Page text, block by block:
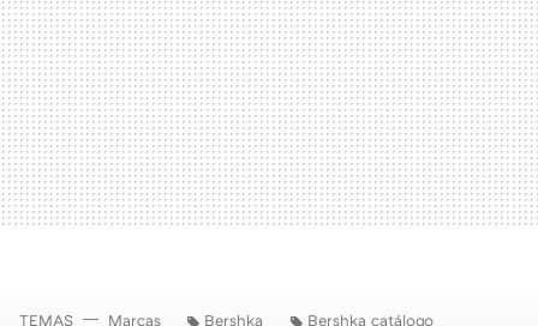
TEMAS Marcas Bershka Bershka catálogo